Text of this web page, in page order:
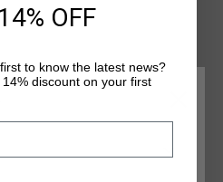
of casual uitjes - een
OOK LEUK
OFF
to know the latest news?
discount on your first